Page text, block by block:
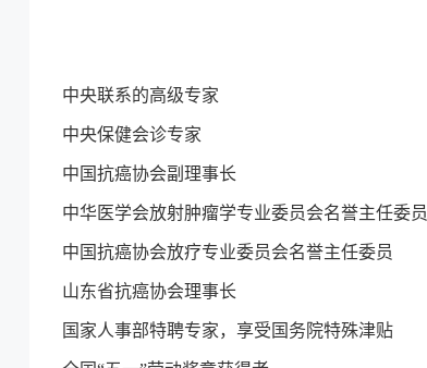
中央联系的高级专家
中央保健会诊专家
中国抗癌协会副理事长
中华医学会放射肿瘤学专业委员会名誉主任委员
中国抗癌协会放疗专业委员会名誉主任委员
山东省抗癌协会理事长
国家人事部特聘专家，享受国务院特殊津贴